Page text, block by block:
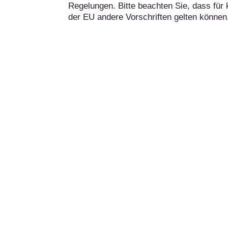
Regelungen. Bitte beachten Sie, dass
der EU andere Vorschriften gelten